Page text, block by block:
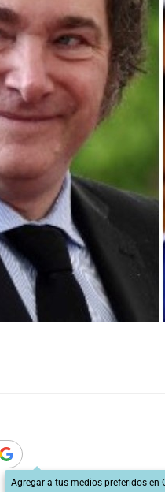
Agregar a tus medios preferidos en